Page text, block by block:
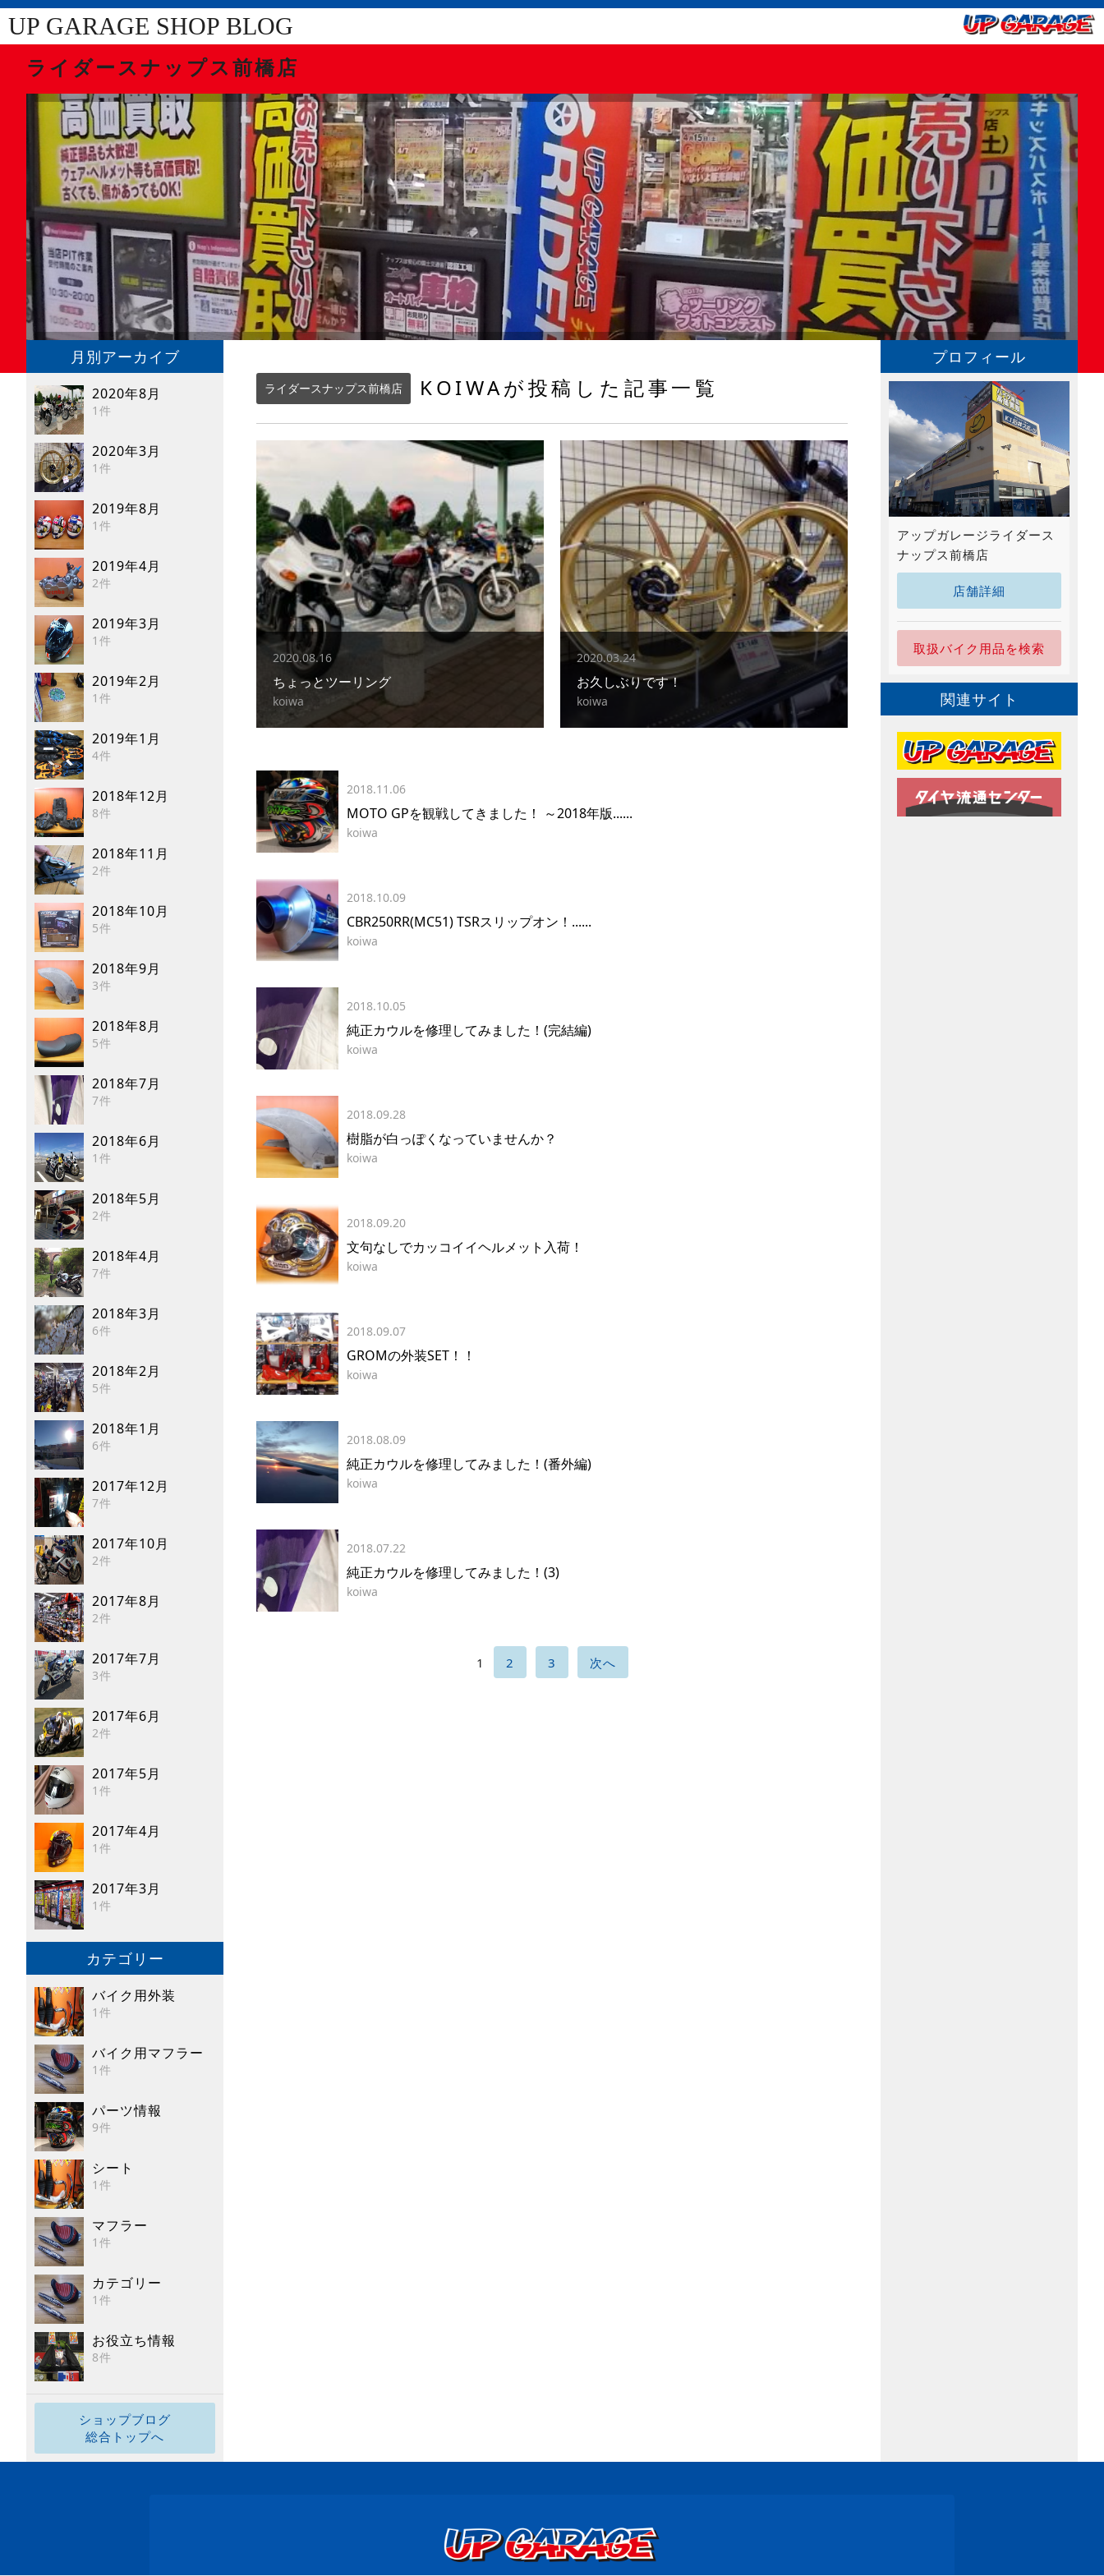
UP GARAGE SHOP BLOG
ライダースナップス前橋店
月別アーカイブ
2020年8月
1件
2020年3月
1件
2019年8月
1件
2019年4月
2件
2019年3月
1件
2019年2月
1件
2019年1月
4件
2018年12月
8件
2018年11月
2件
2018年10月
5件
2018年9月
3件
2018年8月
5件
2018年7月
7件
2018年6月
1件
2018年5月
2件
2018年4月
7件
2018年3月
6件
2018年2月
5件
2018年1月
6件
2017年12月
7件
2017年10月
2件
2017年8月
2件
2017年7月
3件
2017年6月
2件
2017年5月
1件
2017年4月
1件
2017年3月
1件
カテゴリー
バイク用外装
1件
バイク用マフラー
1件
パーツ情報
9件
シート
1件
マフラー
1件
カテゴリー
1件
お役立ち情報
8件
ショップブログ
総合トップへ
ライダースナップス前橋店 KOIWAが投稿した記事一覧
2020.08.16
ちょっとツーリング
koiwa
2020.03.24
お久しぶりです！
koiwa
2018.11.06
MOTO GPを観戦してきました！ ～2018年版......
koiwa
2018.10.09
CBR250RR(MC51) TSRスリップオン！......
koiwa
2018.10.05
純正カウルを修理してみました！(完結編)
koiwa
2018.09.28
樹脂が白っぽくなっていませんか？
koiwa
2018.09.20
文句なしでカッコイイヘルメット入荷！
koiwa
2018.09.07
GROMの外装SET！！
koiwa
2018.08.09
純正カウルを修理してみました！(番外編)
koiwa
2018.07.22
純正カウルを修理してみました！(3)
koiwa
1 2 3 次へ
プロフィール
アップガレージライダース
ナップス前橋店
店舗詳細
取扱バイク用品を検索
関連サイト